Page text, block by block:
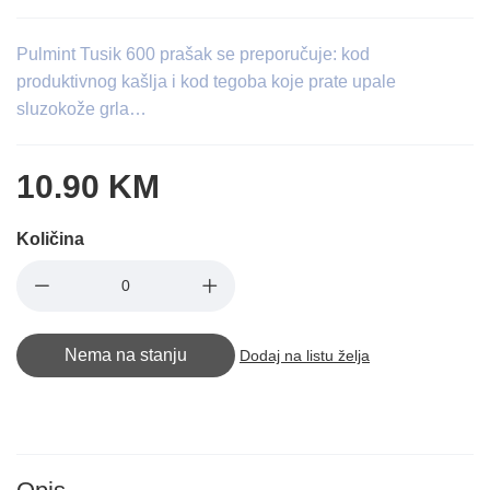
Pulmint Tusik 600 prašak se preporučuje: kod
produktivnog kašlja i kod tegoba koje prate upale
sluzokože grla…
10.90 KM
Količina
Nema na stanju Dodaj na listu želja